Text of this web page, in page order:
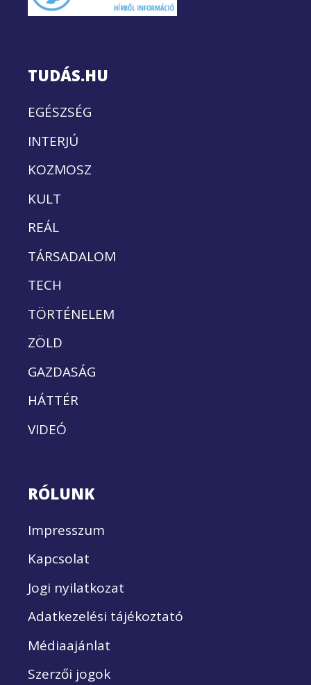
TUDÁS.HU
EGÉSZSÉG
INTERJÚ
KOZMOSZ
KULT
REÁL
TÁRSADALOM
TECH
TÖRTÉNELEM
ZÖLD
GAZDASÁG
HÁTTÉR
VIDEÓ
RÓLUNK
Impresszum
Kapcsolat
Jogi nyilatkozat
Adatkezelési tájékoztató
Médiaajánlat
Szerzői jogok